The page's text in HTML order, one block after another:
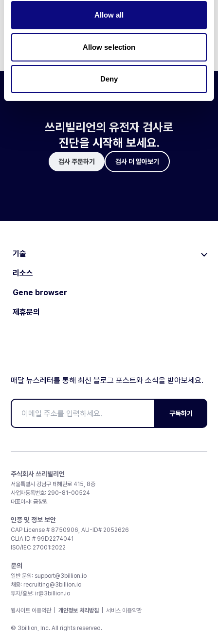
Allow all
Allow selection
Deny
더 정확한 변이 해석과 높은 진단율을 위한 쓰리빌리언의 기술에 대해 알아보
쓰리빌리언의 유전자 검사로
진단을 시작해 보세요.
검사 주문하기 검사 더 알아보기
기술
리소스
Gene browser
제휴문의
매달 뉴스레터를 통해 최신 블로그 포스트와 소식을 받아보세요.
구독하기
주식회사 쓰리빌리언
서울특별시 강남구 테헤란로 415, 8층
사업자등록번호: 290-81-00524
대표이사: 금창원
인증 및 정보 보안
CAP License # 8750906, AU-ID# 2052626
CLIA ID # 99D2274041
ISO/IEC 27001:2022
문의
일반 문의: support@3billion.io
채용: recruiting@3billion.io
투자/홍보: ir@3billion.io
웹사이트 이용약관 개인정보 처리방침 서비스 이용약관
© 3billion, Inc. All rights reserved.